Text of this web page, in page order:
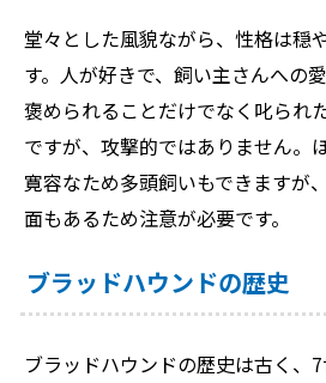
堂々とした風貌ながら、性格は穏
す。人が好きで、飼い主さんへの
褒められることだけでなく叱られ
ですが、攻撃的ではありません。
寛容なため多頭飼いもできますが
面もあるため注意が必要です。
ブラッドハウンドの歴史
ブラッドハウンドの歴史は古く、